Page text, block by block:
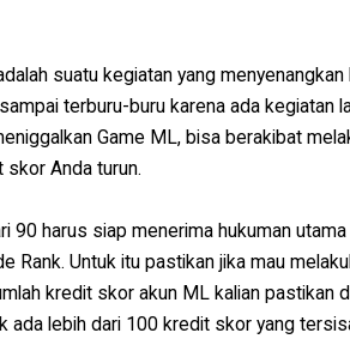
suatu kegiatan yang menyenangkan
terburu-buru karena ada kegiatan
Game ML, bisa berakibat
skor Anda turun.
90 harus siap menerima hukuman
Rank. Untuk itu pastikan jika mau
kredit skor akun ML kalian pastikan
ada lebih dari 100 kredit skor yang